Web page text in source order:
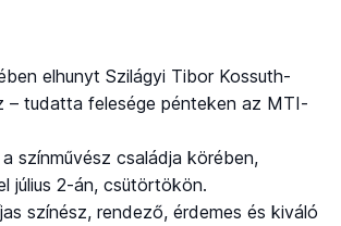
elhunyt Szilágyi Tibor Kossuth-
– tudatta felesége pénteken az MTI-
színművész családja körében,
július 2-án, csütörtökön.
színész, rendező, érdemes és kiváló